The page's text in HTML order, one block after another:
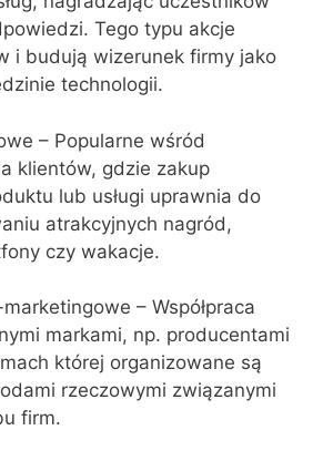
Tego typu akcje
i budują wizerunek firmy jako
technologii.
– Popularne wśród
klientów, gdzie zakup
lub usługi uprawnia do
atrakcyjnych nagród,
czy wakacje.
– Współpraca
markami, np. producentami
której organizowane są
rzeczowymi związanymi
firm.